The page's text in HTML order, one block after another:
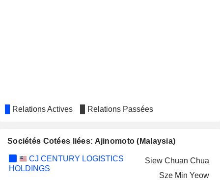
Relations Actives Relations Passées
Sociétés Cotées liées: Ajinomoto (Malaysia)
CJ CENTURY LOGISTICS
HOLDINGS
Siew Chuan Chua
Sze Min Yeow